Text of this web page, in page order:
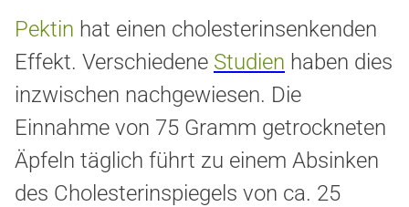
Pektin hat einen cholesterinsenkenden
Effekt. Verschiedene Studien haben dies
inzwischen nachgewiesen. Die
Einnahme von 75 Gramm getrockneten
Äpfeln täglich führt zu einem Absinken
des Cholesterinspiegels von ca. 25